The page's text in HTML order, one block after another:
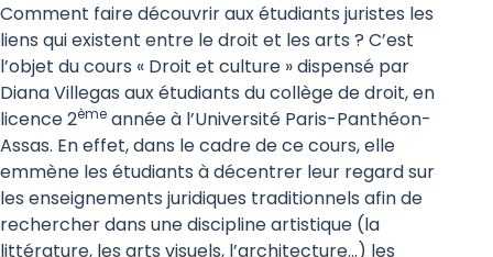
Comment faire découvrir aux étudiants juristes les
liens qui existent entre le droit et les arts ? C’est
l’objet du cours « Droit et culture » dispensé par
Diana Villegas aux étudiants du collège de droit, en
licence 2ème année à l’Université Paris-Panthéon-
Assas. En effet, dans le cadre de ce cours, elle
emmène les étudiants à décentrer leur regard sur
les enseignements juridiques traditionnels afin de
rechercher dans une discipline artistique (la
littérature, les arts visuels, l’architecture…) les